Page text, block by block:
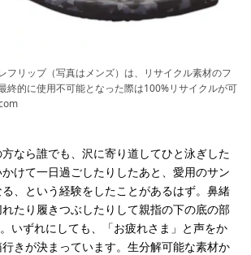
フリップ（写真はメンズ）は、リサイクル素材のフ
終的に使用不可能となった際は100%リサイクルが可
なら誰でも、沢に寄り道してひと泳ぎした
けて一日過ごしたりしたあと、愛用のサン
、という経験をしたことがあるはず。鼻緒
たり履きつぶしたりして親指の下の底の部
いずれにしても、「お疲れさま」と声をか
きが決まっています。生分解可能な素材か